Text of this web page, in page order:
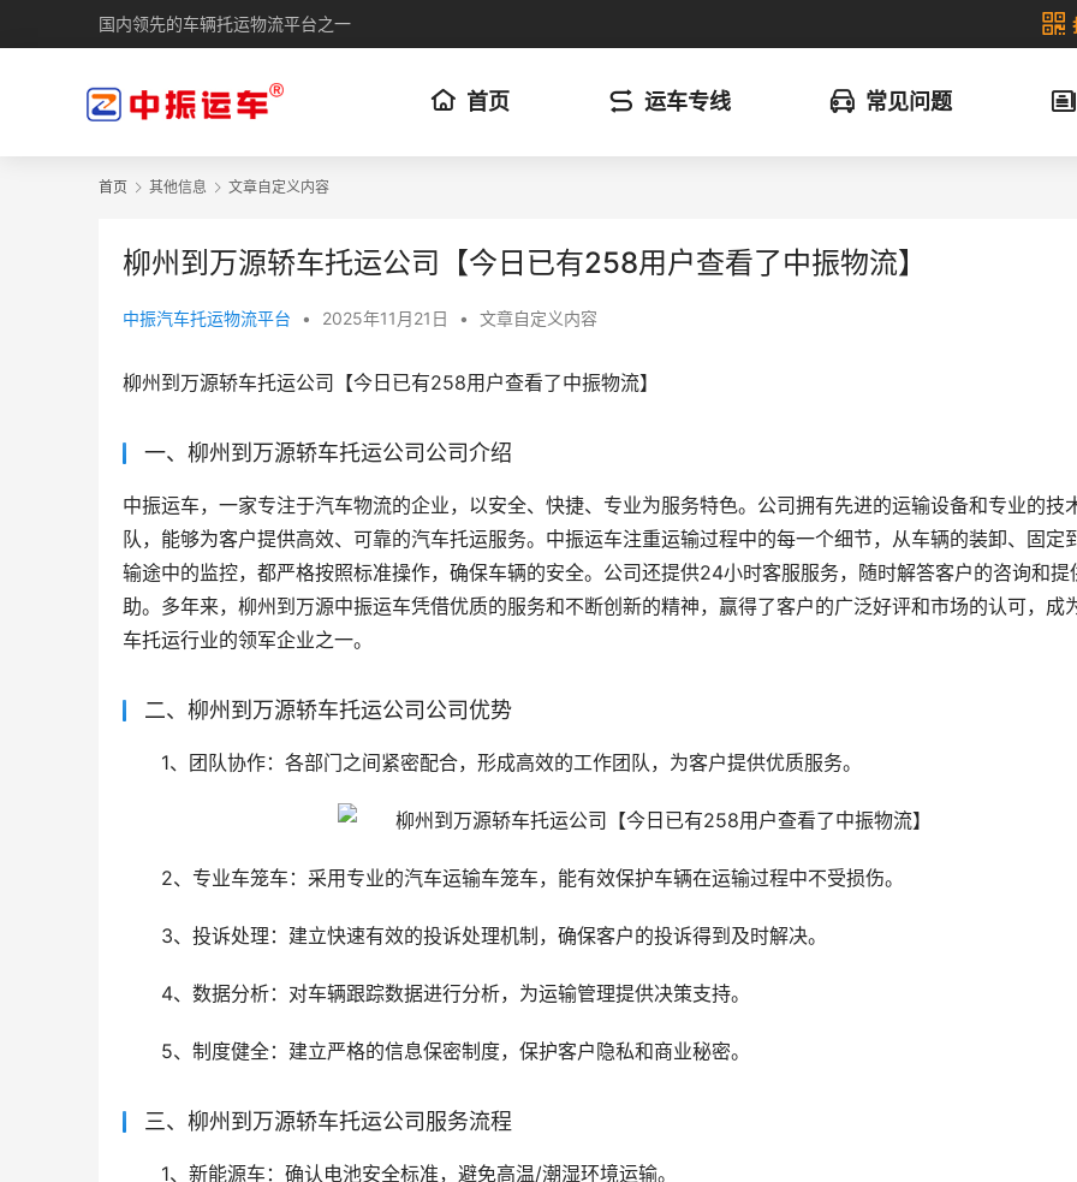
国内领先的车辆托运物流平台之一
首页 运车专线 常见问题
首页 其他信息 文章自定义内容
柳州到万源轿车托运公司【今日已有258用户查看了中振物流】
中振汽车托运物流平台 • 2025年11月21日 • 文章自定义内容
柳州到万源轿车托运公司【今日已有258用户查看了中振物流】
一、柳州到万源轿车托运公司公司介绍
中振运车，一家专注于汽车物流的企业，以安全、快捷、专业为服务特色。公司拥有先进的运输设备和专业的技
队，能够为客户提供高效、可靠的汽车托运服务。中振运车注重运输过程中的每一个细节，从车辆的装卸、固定
输途中的监控，都严格按照标准操作，确保车辆的安全。公司还提供24小时客服服务，随时解答客户的咨询和提
助。多年来，柳州到万源中振运车凭借优质的服务和不断创新的精神，赢得了客户的广泛好评和市场的认可，成
车托运行业的领军企业之一。
二、柳州到万源轿车托运公司公司优势
1、团队协作：各部门之间紧密配合，形成高效的工作团队，为客户提供优质服务。
2、专业车笼车：采用专业的汽车运输车笼车，能有效保护车辆在运输过程中不受损伤。
3、投诉处理：建立快速有效的投诉处理机制，确保客户的投诉得到及时解决。
4、数据分析：对车辆跟踪数据进行分析，为运输管理提供决策支持。
5、制度健全：建立严格的信息保密制度，保护客户隐私和商业秘密。
三、柳州到万源轿车托运公司服务流程
1、新能源车：确认电池安全标准，避免高温/潮湿环境运输。